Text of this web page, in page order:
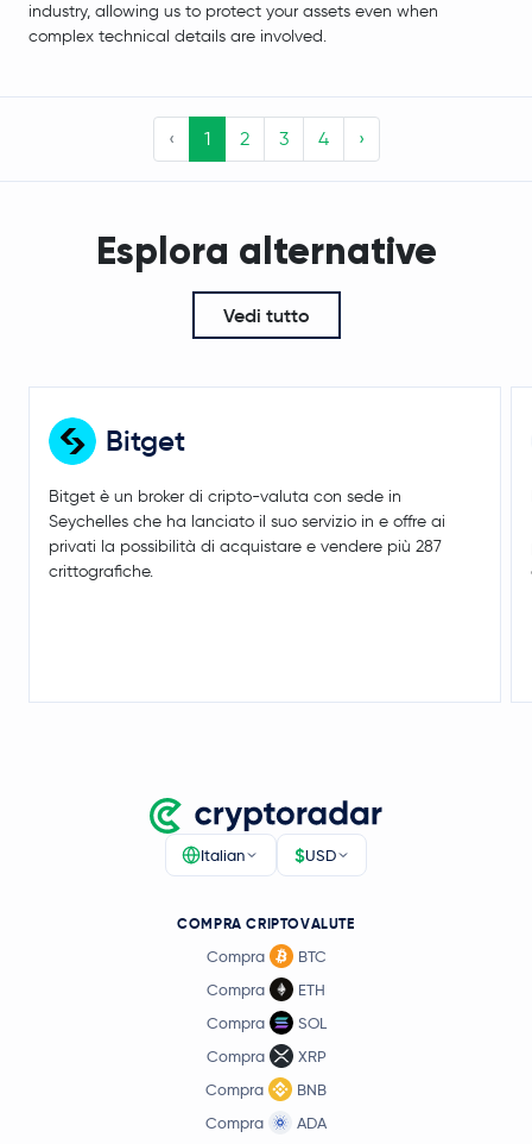
industry, allowing us to protect your assets even when
complex technical details are involved.
‹ 1 2 3 4 ›
Esplora alternative
Vedi tutto
Bitget
Bitget è un broker di cripto-valuta con sede in
Seychelles che ha lanciato il suo servizio in e offre ai
privati la possibilità di acquistare e vendere più 287
crittografiche.
Italian $USD
COMPRA CRIPTOVALUTE
Compra
BTC
Compra
ETH
Compra
SOL
Compra
XRP
Compra
BNB
Compra
ADA